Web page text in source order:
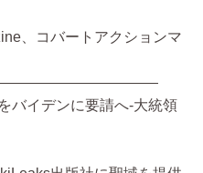
、コバートアクションマ
バイデンに要請へ-大統領